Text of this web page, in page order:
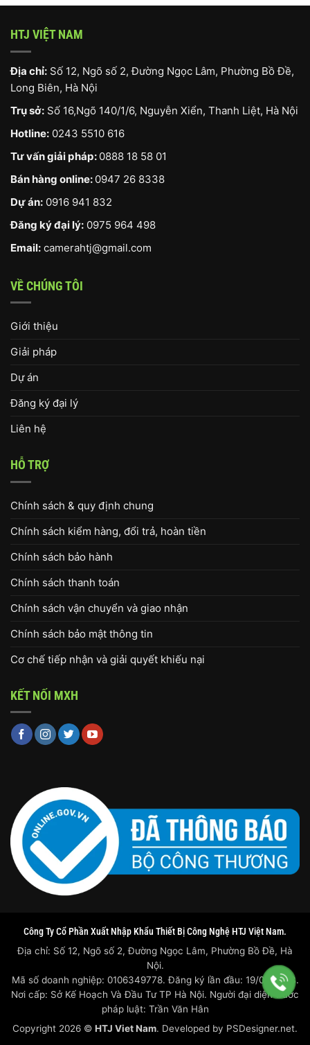
HTJ VIỆT NAM
Địa chỉ: Số 12, Ngõ số 2, Đường Ngọc Lâm, Phường Bồ Đề,
Long Biên, Hà Nội
Trụ sở: Số 16,Ngõ 140/1/6, Nguyễn Xiển, Thanh Liệt, Hà Nội
Hotline: 0243 5510 616
Tư vấn giải pháp: 0888 18 58 01
Bán hàng online: 0947 26 8338
Dự án: 0916 941 832
Đăng ký đại lý: 0975 964 498
Email: camerahtj@gmail.com
VỀ CHÚNG TÔI
Giới thiệu
Giải pháp
Dự án
Đăng ký đại lý
Liên hệ
HỖ TRỢ
Chính sách & quy định chung
Chính sách kiểm hàng, đổi trả, hoàn tiền
Chính sách bảo hành
Chính sách thanh toán
Chính sách vận chuyển và giao nhận
Chính sách bảo mật thông tin
Cơ chế tiếp nhận và giải quyết khiếu nại
KẾT NỐI MXH
Công Ty Cổ Phần Xuất Nhập Khẩu Thiết Bị Công Nghệ HTJ Việt Nam.
Địa chỉ: Số 12, Ngõ số 2, Đường Ngọc Lâm, Phường Bồ Đề, Hà
Nội.
Mã số doanh nghiệp: 0106349778. Đăng ký lần đầu: 19/07/2023.
Nơi cấp: Sở Kế Hoạch Và Đầu Tư TP Hà Nội. Người đại diện trước
pháp luật: Trần Văn Hân
Copyright 2026 © HTJ Viet Nam. Developed by PSDesigner.net.